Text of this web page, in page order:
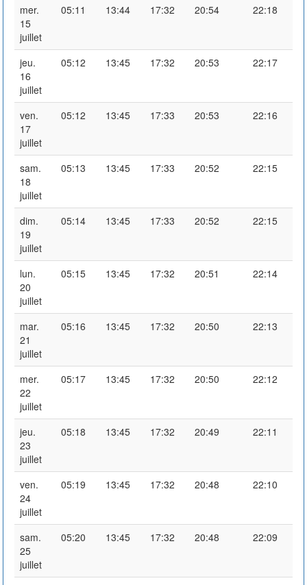
mer.
15
juillet
05:11 13:44 17:32 20:54 22:18
jeu.
16
juillet
05:12 13:45 17:32 20:53 22:17
ven.
17
juillet
05:12 13:45 17:33 20:53 22:16
sam.
18
juillet
05:13 13:45 17:33 20:52 22:15
dim.
19
juillet
05:14 13:45 17:33 20:52 22:15
lun.
20
juillet
05:15 13:45 17:32 20:51 22:14
mar.
21
juillet
05:16 13:45 17:32 20:50 22:13
mer.
22
juillet
05:17 13:45 17:32 20:50 22:12
jeu.
23
juillet
05:18 13:45 17:32 20:49 22:11
ven.
24
juillet
05:19 13:45 17:32 20:48 22:10
sam.
25
juillet
05:20 13:45 17:32 20:48 22:09